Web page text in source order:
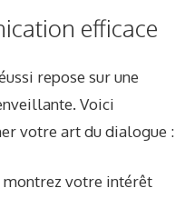
efficace
repose sur une
Voici
votre art du dialogue :
montrez votre intérêt